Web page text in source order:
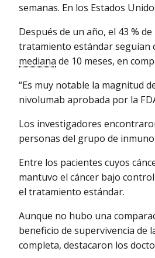
semanas. En los Estados
Después de un año, el 43 %
tratamiento estándar seguían
mediana de 10 meses, en
“Es muy notable la magnitud
nivolumab aprobada por la
Los investigadores
personas del grupo de
Entre los pacientes cuyos
mantuvo el cáncer bajo
el tratamiento estándar.
Aunque no hubo una
beneficio de supervivencia de
completa, destacaron los